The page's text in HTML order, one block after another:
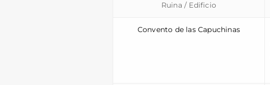
Ruina / Edificio
Convento de las Capuchinas